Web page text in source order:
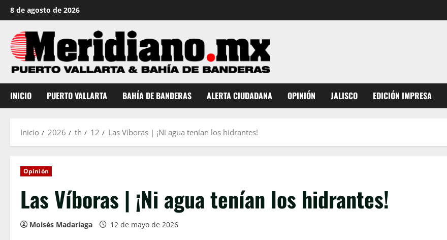
Saltar
al
contenido
8 de agosto de 2026
INICIO PUERTO VALLARTA BAHÍA DE BANDERAS ALERTA CIUDADANA OPINIÓN JALISCO EDICIÓN IMPRESA
Inicio 2026 th 12 Las Víboras | ¡Ni agua tenían los hidrantes!
Opinión
Las Víboras | ¡Ni agua tenían los hidrantes!
Moisés Madariaga 12 de mayo de 2026